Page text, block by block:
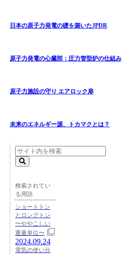
日本の原子力発電の礎を築いたJPDR
原子力発電の心臓部：圧力管型炉の仕組み
原子力施設の守り エアロック扉
未来のエネルギー源、トカマクとは？
検索されてい
る用語
ショートトン
とロングトン
〜ややこしい
重量単位〜
2024.09.24
電気の使い分